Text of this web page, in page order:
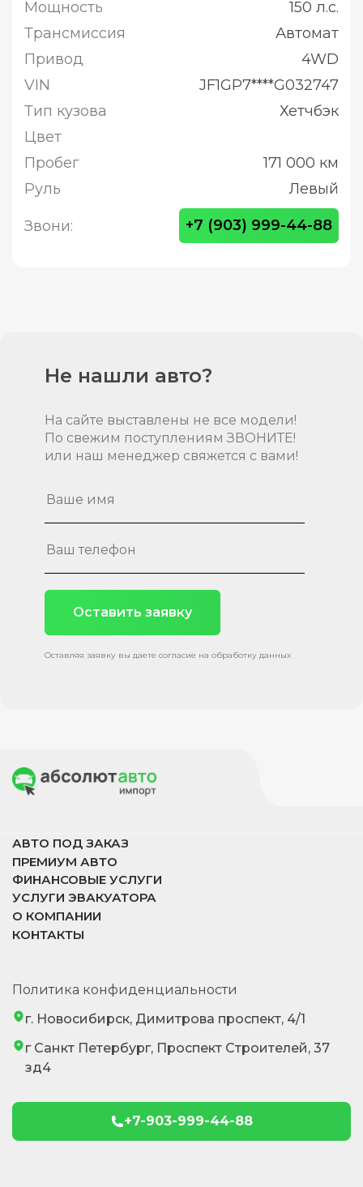
Мощность
150 л.с.
Трансмиссия
Автомат
Привод
4WD
VIN
JF1GP7****G032747
Тип кузова
Хетчбэк
Цвет
Пробег
171 000 км
Руль
Левый
Звони: +7 (903) 999-44-88
Не нашли авто?
На сайте выставлены не все модели!
По свежим поступлениям ЗВОНИТЕ!
или наш менеджер свяжется с вами!
Оставить заявку
Оставляя заявку вы даете согласие на обработку данных
АВТО ПОД ЗАКАЗ
ПРЕМИУМ АВТО
ФИНАНСОВЫЕ УСЛУГИ
УСЛУГИ ЭВАКУАТОРА
О КОМПАНИИ
КОНТАКТЫ
Политика конфиденциальности
г. Новосибирск, Димитрова проспект, 4/1
г Санкт Петербург, Проспект Строителей, 37
зд4
+7-903-999-44-88